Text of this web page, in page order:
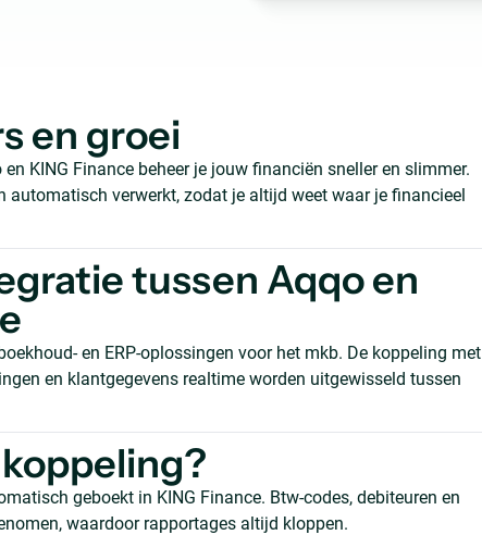
en groei
KING Finance beheer je jouw financiën sneller en slimmer.
automatisch verwerkt, zodat je altijd weet waar je financieel
tussen Aqqo en
en ERP-oplossingen voor het mkb. De koppeling met
en klantgegevens realtime worden uitgewisseld tussen
geboekt in KING Finance. Btw-codes, debiteuren en
waardoor rapportages altijd kloppen.